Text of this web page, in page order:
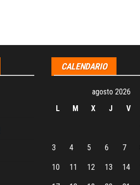
CALENDARIO
agosto 2026
L
M X J V
3 4 5 6 7
10 11 12 13 14